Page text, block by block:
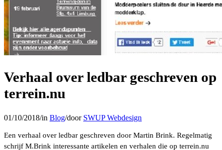
Verhaal over ledbar geschreven op
terrein.nu
01/10/2018/in Blog/door SWUP Webdesign
Een verhaal over ledbar geschreven door Martin Brink. Regelmatig
schrijf M.Brink interessante artikelen en verhalen die op terrein.nu